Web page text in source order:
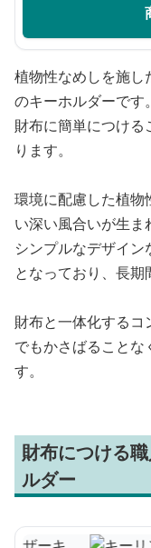
植物性なめしを施し
のキーホルダーです。
財布に簡単につけ
ります。
環境に配慮した植物
い深い風合いが生ま
シンプルなデザイン
となっており、長期
財布と一体化するコ
でもかさばること
す。
財布につける
ルダー